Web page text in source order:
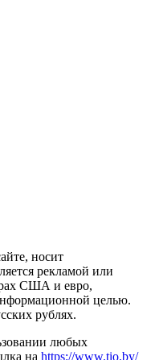
носит
рекламой или
США и евро,
целью.
рублях.
любых
на https://www.tio.by/